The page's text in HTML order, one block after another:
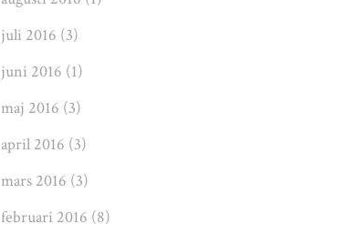
juli 2016 (3)
juni 2016 (1)
maj 2016 (3)
april 2016 (3)
mars 2016 (3)
februari 2016 (8)